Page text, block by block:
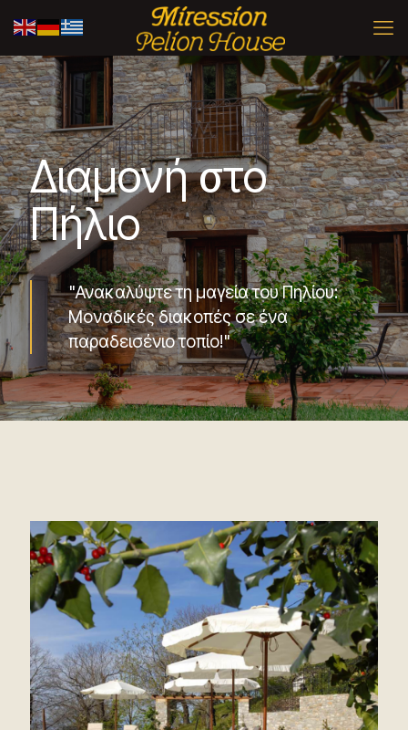
Διαμονή στο
Πήλιο
"Ανακαλύψτε τη μαγεία του Πηλίου:
Μοναδικές διακοπές σε ένα
παραδεισένιο τοπίο!"